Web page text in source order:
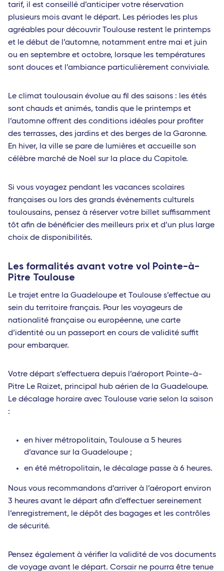
tarif, il est conseillé d’anticiper votre réservation
plusieurs mois avant le départ. Les périodes les plus
agréables pour découvrir Toulouse restent le printemps
et le début de l’automne, notamment entre mai et juin
ou en septembre et octobre, lorsque les températures
sont douces et l’ambiance particulièrement conviviale.
Le climat toulousain évolue au fil des saisons : les étés
sont chauds et animés, tandis que le printemps et
l’automne offrent des conditions idéales pour profiter
des terrasses, des jardins et des berges de la Garonne.
En hiver, la ville se pare de lumières et accueille son
célèbre marché de Noël sur la place du Capitole.
Si vous voyagez pendant les vacances scolaires
françaises ou lors des grands événements culturels
toulousains, pensez à réserver votre billet suffisamment
tôt afin de bénéficier des meilleurs prix et d’un plus large
choix de disponibilités.
Les formalités avant votre vol Pointe-à-
Pitre Toulouse
Le trajet entre la Guadeloupe et Toulouse s’effectue au
sein du territoire français. Pour les voyageurs de
nationalité française ou européenne, une carte
d’identité ou un passeport en cours de validité suffit
pour embarquer.
Votre départ s’effectuera depuis l’aéroport Pointe-à-
Pitre Le Raizet, principal hub aérien de la Guadeloupe.
Le décalage horaire avec Toulouse varie selon la saison
:
en hiver métropolitain, Toulouse a 5 heures
d’avance sur la Guadeloupe ;
en été métropolitain, le décalage passe à 6 heures.
Nous vous recommandons d’arriver à l’aéroport environ
3 heures avant le départ afin d’effectuer sereinement
l’enregistrement, le dépôt des bagages et les contrôles
de sécurité.
Pensez également à vérifier la validité de vos documents
de voyage avant le départ. Corsair ne pourra être tenue